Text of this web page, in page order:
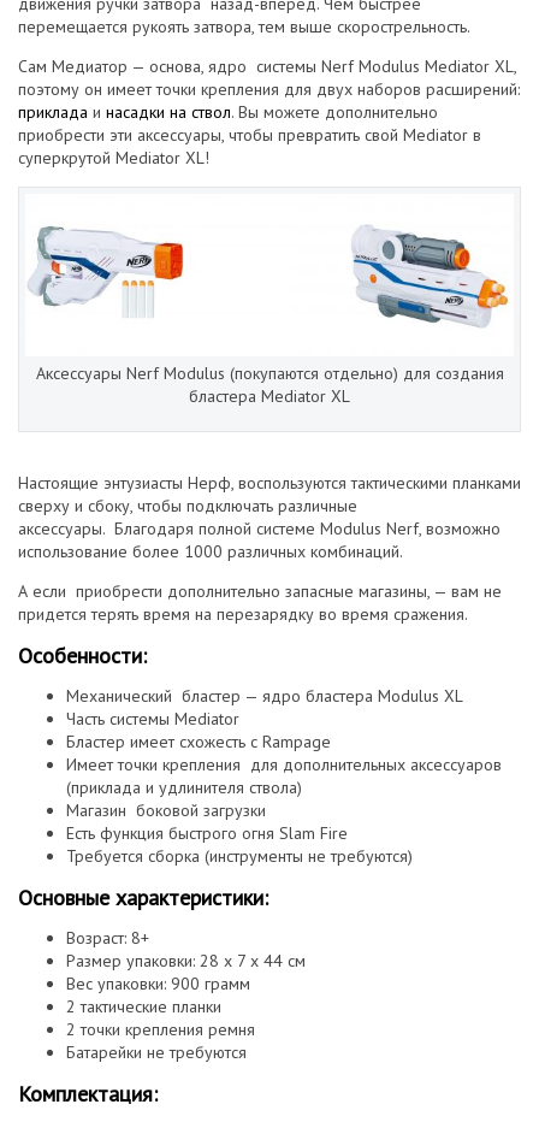
перемещается рукоять затвора, тем выше скорострельность.
Сам Медиатор — основа, ядро системы Nerf Modulus Mediator XL,
поэтому он имеет точки крепления для двух наборов расширений:
приклада и насадки на ствол. Вы можете дополнительно
приобрести эти аксессуары, чтобы превратить свой Mediator в
суперкрутой Mediator XL!
Аксессуары Nerf Modulus (покупаются отдельно) для создания
бластера Mediator XL
Настоящие энтузиасты Нерф, воспользуются тактическими планками
сверху и сбоку, чтобы подключать различные
аксессуары. Благодаря полной системе Modulus Nerf, возможно
использование более 1000 различных комбинаций.
А если приобрести дополнительно запасные магазины, — вам не
придется терять время на перезарядку во время сражения.
Особенности:
Механический бластер — ядро бластера Modulus XL
Часть системы Mediator
Бластер имеет схожесть с Rampage
Имеет точки крепления для дополнительных аксессуаров
(приклада и удлинителя ствола)
Магазин боковой загрузки
Есть функция быстрого огня Slam Fire
Требуется сборка (инструменты не требуются)
Основные характеристики:
Возраст: 8+
Размер упаковки: 28 х 7 х 44 см
Вес упаковки: 900 грамм
2 тактические планки
2 точки крепления ремня
Батарейки не требуются
Комплектация: